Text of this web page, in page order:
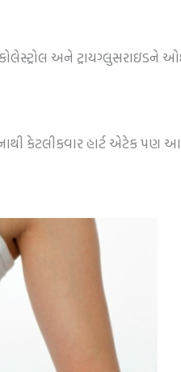
અને ટ્રાયગ્લુસરાઇડને
કેટલીકવાર હાર્ટ એટેક